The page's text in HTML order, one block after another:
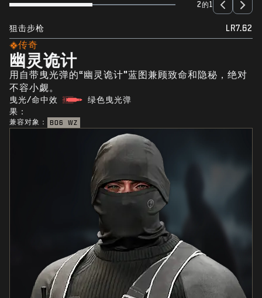
2的1
狙击步枪 LR7.62
传奇
幽灵诡计
用自带曳光弹的“幽灵诡计”蓝图兼顾致命和隐秘，绝对
不容小觑。
曳光/命中效
果：
绿色曳光弹
兼容对象： BO6 WZ